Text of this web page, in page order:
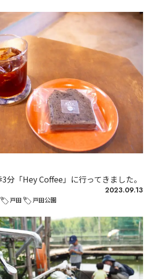
分「Hey Coffee」に行ってきました。
2023.09.13
戸田 戸田公園